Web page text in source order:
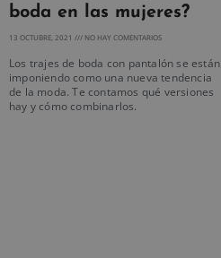
boda en las mujeres?
13 OCTUBRE, 2021 NO HAY COMENTARIOS
Los trajes de boda con pantalón se están
imponiendo como una nueva tendencia
de la moda. Te contamos qué versiones
hay y cómo combinarlos.